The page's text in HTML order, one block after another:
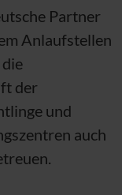
Partner
Anlaufstellen
der
und
auch